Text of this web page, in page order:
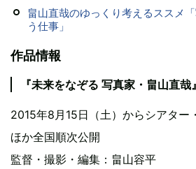
畠山直哉のゆっくり考えるススメ
う仕事」
作品情報
『未来をなぞる 写真家・畠山直哉』
2015年8月15日（土）からシアター
ほか全国順次公開
監督・撮影・編集：畠山容平